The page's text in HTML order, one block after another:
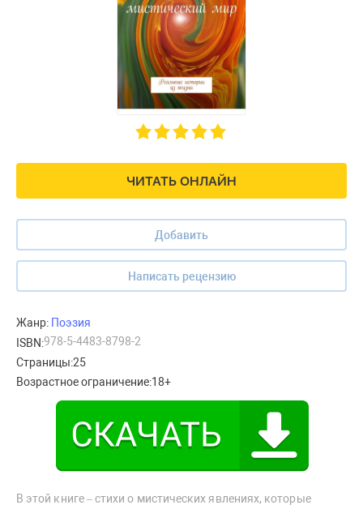
ЧИТАТЬ ОНЛАЙН
Добавить
Написать рецензию
Жанр: Поэзия
ISBN:978-5-4483-8798-2
Страницы:25
Возрастное ограничение:18+
В этой книге – стихи о мистических явлениях, которые